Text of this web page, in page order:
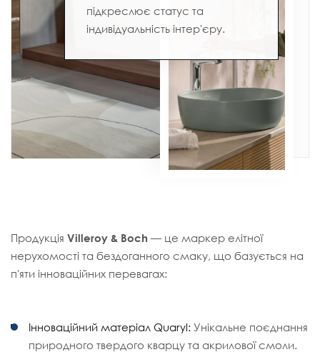
підкреслює статус та
індивідуальність інтер'єру.
Продукція Villeroy & Boch — це маркер елітної
нерухомості та бездоганного смаку, що базується на
п'яти інноваційних перевагах:
Інноваційний матеріал Quaryl: Унікальне поєднання
природного твердого кварцу та акрилової смоли.